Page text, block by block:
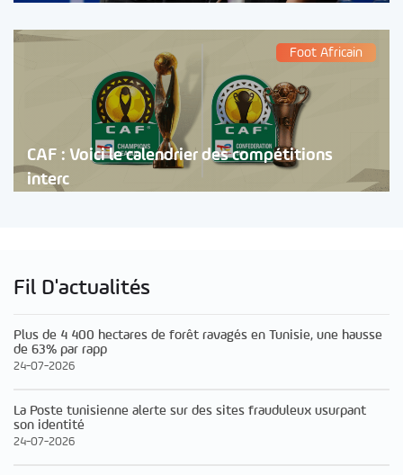
Foot Africain
CAF : Voici le calendrier des compétitions
interc
Fil D'actualités
Plus de 4 400 hectares de forêt ravagés en Tunisie, une hausse
de 63% par rapp
24-07-2026
La Poste tunisienne alerte sur des sites frauduleux usurpant
son identité
24-07-2026